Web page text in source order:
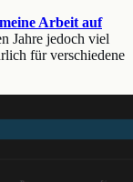
Arbeit auf
Jahre jedoch viel
für verschiedene